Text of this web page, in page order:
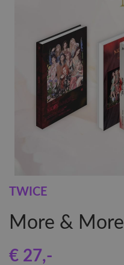
TWICE
More & More
€ 27,-